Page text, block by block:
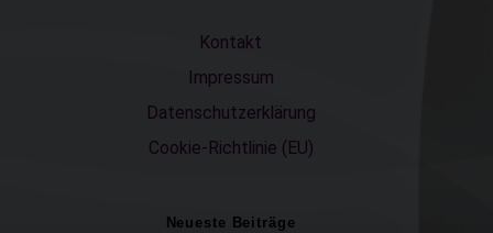
Kontakt
Impressum
Datenschutzerklärung
Cookie-Richtlinie (EU)
Neueste Beiträge